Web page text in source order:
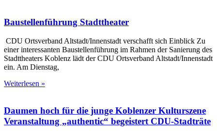
Baustellenführung Stadttheater
CDU Ortsverband Altstadt/Innenstadt verschafft sich Einblick Zu
einer interessanten Baustellenführung im Rahmen der Sanierung des
Stadttheaters Koblenz lädt der CDU Ortsverband Altstadt/Innenstadt
ein. Am Dienstag,
Weiterlesen »
Daumen hoch für die junge Koblenzer Kulturszene
Veranstaltung „authentic“ begeistert CDU-Stadträte